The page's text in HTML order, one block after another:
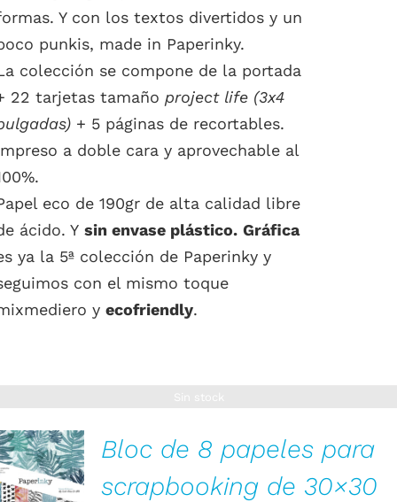
Y con los textos divertidos y un
punkis, made in Paperinky.
colección se compone de la portada
22 tarjetas tamaño project life (3x4
+ 5 páginas de recortables.
a doble cara y aprovechable al
eco de 190gr de alta calidad libre
ácido. Y sin envase plástico. Gráfica
ya la 5ª colección de Paperinky y
con el mismo toque
y ecofriendly.
DETALLES
Bloc de 8 papeles para
scrapbooking de 30×30